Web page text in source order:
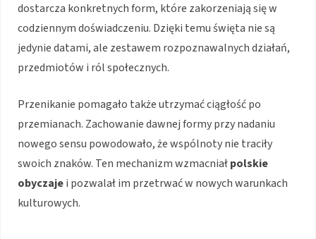
dostarcza konkretnych form, które zakorzeniają się w
codziennym doświadczeniu. Dzięki temu święta nie są
jedynie datami, ale zestawem rozpoznawalnych działań,
przedmiotów i ról społecznych.
Przenikanie pomagało także utrzymać ciągłość po
przemianach. Zachowanie dawnej formy przy nadaniu
nowego sensu powodowało, że wspólnoty nie traciły
swoich znaków. Ten mechanizm wzmacniałpolskie
obyczajei pozwalał im przetrwać w nowych warunkach
kulturowych.